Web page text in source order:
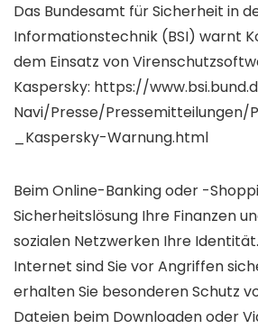
Das Bundesamt für Sicherheit in
Informationstechnik (BSI) warnt
dem Einsatz von
Kaspersky: https://
Navi/Presse/Pressemitteilungen/
_Kaspersky-Warnung.html
Beim Online-Banking oder -
Sicherheitslösung Ihre Finanzen
sozialen Netzwerken Ihre
Internet sind Sie vor Angriffen
erhalten Sie besonderen Schutz
Dateien beim Downloaden oder